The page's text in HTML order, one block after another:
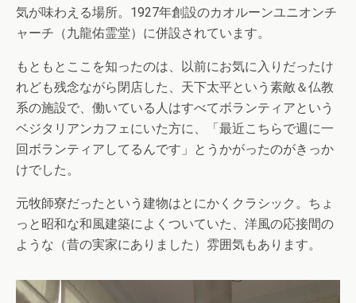
気が味わえる場所。1927年創設のカオルーンユニオンチ
ャーチ（九龍佑霊堂）に併設されています。
もともとここを知ったのは、以前にお気に入りだったけ
れども残念ながら閉店した、天下太平という素敵＆仏教
系の施設で、働いている人はすべてボランティアという
ベジタリアンカフェにいた方に、「最近こちらで週に一
回ボランティアしてるんです」とうかがったのがきっか
けでした。
元牧師寮だったという建物はとにかくクラシック。ちょ
っと昭和な和風建築によくついていた、洋風の応接間の
ような（昔の実家にありました）雰囲気もあります。